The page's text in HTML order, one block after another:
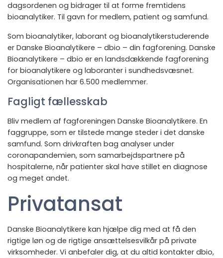
dagsordenen og bidrager til at forme fremtidens
bioanalytiker. Til gavn for medlem, patient og samfund.
Som bioanalytiker, laborant og bioanalytikerstuderende
er Danske Bioanalytikere – dbio – din fagforening. Danske
Bioanalytikere – dbio er en landsdækkende fagforening
for bioanalytikere og laboranter i sundhedsvæsnet.
Organisationen har 6.500 medlemmer.
Fagligt fællesskab
Bliv medlem af fagforeningen Danske Bioanalytikere. En
faggruppe, som er tilstede mange steder i det danske
samfund. Som drivkraften bag analyser under
coronapandemien, som samarbejdspartnere på
hospitalerne, når patienter skal have stillet en diagnose
og meget andet.
Privatansat
Danske Bioanalytikere kan hjælpe dig med at få den
rigtige løn og de rigtige ansættelsesvilkår på private
virksomheder. Vi anbefaler dig, at du altid kontakter dbio,